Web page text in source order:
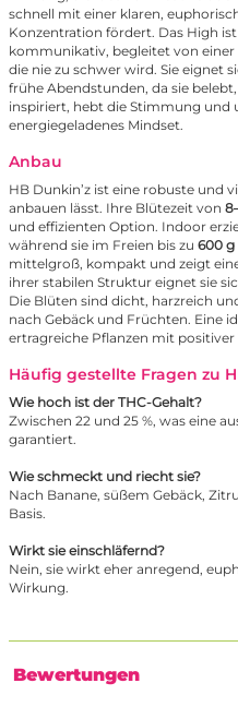
schnell mit einer klaren,
Konzentration fördert. Das High
kommunikativ, begleitet von
die nie zu schwer wird. Sie eignet
frühe Abendstunden, da sie
inspiriert, hebt die Stimmung und
energiegeladenes Mindset.
Anbau
HB Dunkin’z ist eine robuste und
anbauen lässt. Ihre Blütezeit von
und effizienten Option. Indoor
während sie im Freien bis zu 600 g
mittelgroß, kompakt und zeigt
ihrer stabilen Struktur eignet sie
Die Blüten sind dicht, harzreich
nach Gebäck und Früchten. Eine
ertragreiche Pflanzen mit
Häufig gestellte Fragen zu
Wie hoch ist der THC-Gehalt?
Zwischen 22 und 25 %, was eine
garantiert.
Wie schmeckt und riecht sie?
Nach Banane, süßem Gebäck,
Basis.
Wirkt sie einschläfernd?
Nein, sie wirkt eher anregend,
Wirkung.
Bewertungen